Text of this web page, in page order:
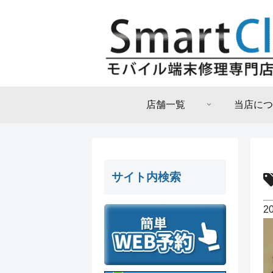
店舗一覧 当店に
サイト内検索